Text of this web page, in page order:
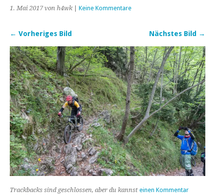
1. Mai 2017 von h4wk| Keine Kommentare
← Vorheriges Bild Nächstes Bild →
Trackbacks sind geschlossen, aber du kannst einen Kommentar